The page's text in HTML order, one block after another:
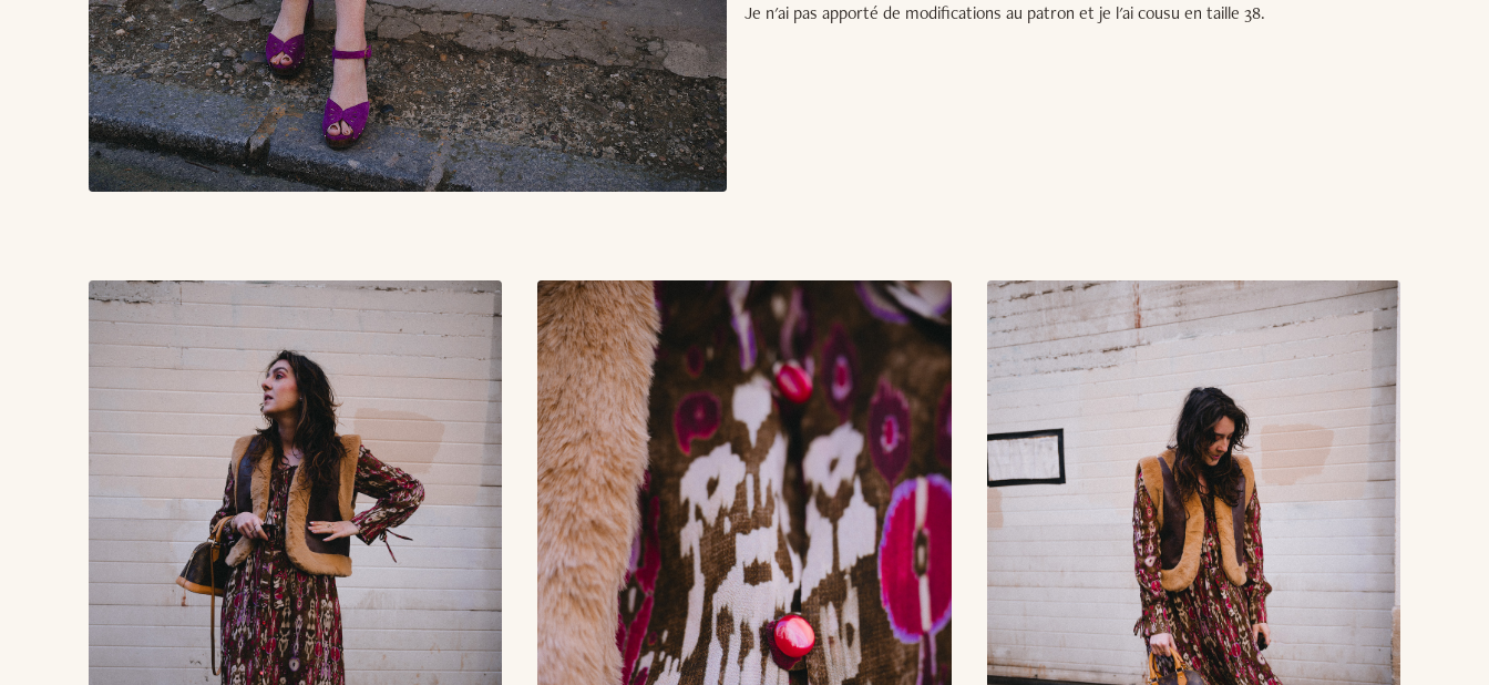
Je n'ai pas apporté de modifications au patron et je l'ai cousu en taille 38.